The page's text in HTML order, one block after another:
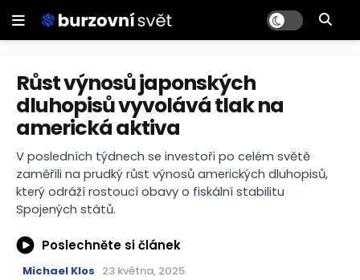
Růst výnosů japonských
dluhopisů vyvolává tlak na
americká aktiva
V posledních týdnech se investoři po celém světě
zaměřili na prudký růst výnosů amerických dluhopisů,
který odráží rostoucí obavy o fiskální stabilitu
Spojených států.
Poslechněte si článek
Michael Klos 23 května, 2025